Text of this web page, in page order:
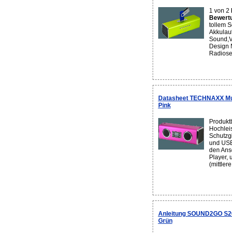
1 von 2
tollem
Design
Datasheet TECHNAXX
Pink
und
den
Player,
Anleitung SOUND2GO
Grün